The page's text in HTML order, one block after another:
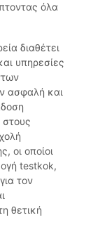
όλα
διαθέτει
υπηρεσίες
ασφαλή και
οι οποίοι
testkok,
τον
θετική